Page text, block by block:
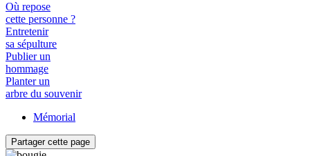
Où repose
cette personne ?
Entretenir
sa sépulture
Publier un
hommage
Planter un
arbre du souvenir
Mémorial
Partager cette page